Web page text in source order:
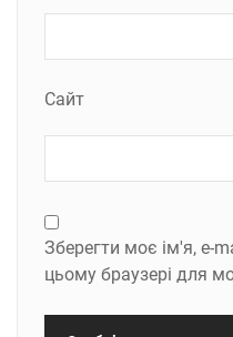
Сайт
Зберегти моє ім'я, e-
цьому браузері для